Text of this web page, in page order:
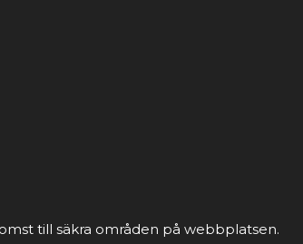
till säkra områden på webbplatsen.